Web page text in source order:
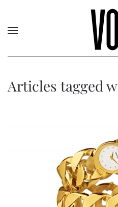
Articles tagged